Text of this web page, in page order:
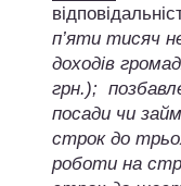
п’яти тисяч
доходів
грн.);
посади чи
строк до
роботи на